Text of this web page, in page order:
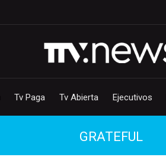
Tv Paga Tv Abierta Ejecutivos
GRATEFUL